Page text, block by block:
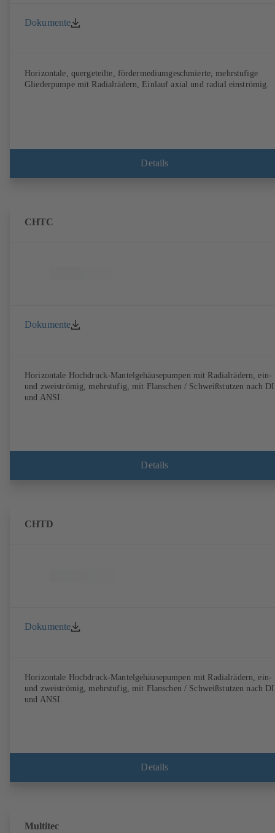
Dokumente
Horizontale, quergeteilte, fördermediumgeschmierte, mehrstufige
Gliederpumpe mit Radialrädern, Einlauf axial und radial einströmig.
Details
CHTC
Dokumente
Horizontale Hochdruck-Mantelgehäusepumpen mit Radialrädern, ein-
und zweiströmig, mehrstufig, mit Flanschen / Schweißstutzen nach
und ANSI.
Details
CHTD
Dokumente
Horizontale Hochdruck-Mantelgehäusepumpen mit Radialrädern, ein-
und zweiströmig, mehrstufig, mit Flanschen / Schweißstutzen nach
und ANSI.
Details
Multitec